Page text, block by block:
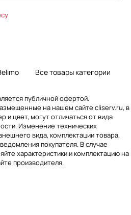
Все товары категории
публичной офертой.
на нашем сайте cliserv.ru, в
и цвет, могут отличаться от вида
Изменение технических
вида, комплектации товара,
покупателя. В случае
характеристики и комплектацию на
производителя.